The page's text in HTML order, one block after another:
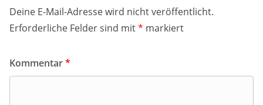
Deine E-Mail-Adresse wird nicht veröffentlicht.
Erforderliche Felder sind mit* markiert
Kommentar*